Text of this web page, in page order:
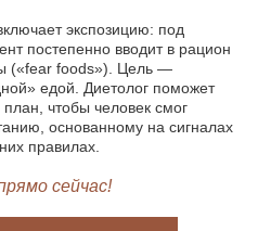
экспозицию: под
постепенно вводит в рацион
(«fear foods»). Цель —
едой. Диетолог поможет
чтобы человек смог
основанному на сигналах
правилах.
сейчас!